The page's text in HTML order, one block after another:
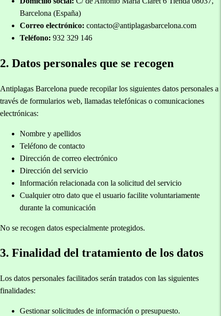
Barcelona (España)
Correo electrónico: contacto@antiplagasbarcelona.com
Teléfono: 932 329 146
2. Datos personales que se recogen
Antiplagas Barcelona puede recopilar los siguientes datos personales a
través de formularios web, llamadas telefónicas o comunicaciones
electrónicas:
Nombre y apellidos
Teléfono de contacto
Dirección de correo electrónico
Dirección del servicio
Información relacionada con la solicitud del servicio
Cualquier otro dato que el usuario facilite voluntariamente
durante la comunicación
No se recogen datos especialmente protegidos.
3. Finalidad del tratamiento de los datos
Los datos personales facilitados serán tratados con las siguientes
finalidades:
Gestionar solicitudes de información o presupuesto.